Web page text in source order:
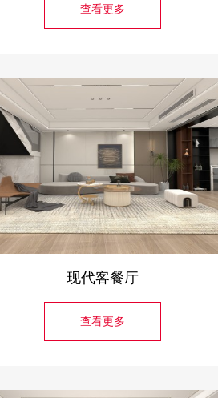
查看更多
现代客餐厅
查看更多